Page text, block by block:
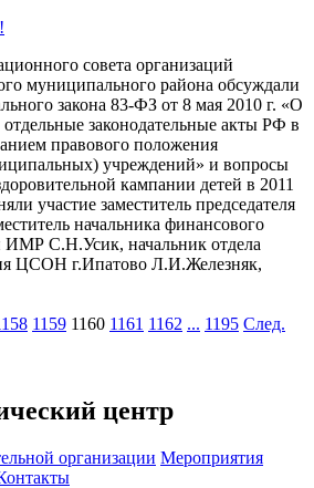
совета организаций
муниципального района обсуждали
закона 83-ФЗ от 8 мая 2010 г. «О
законодательные акты РФ в
правового положения
учреждений» и вопросы
кампании детей в 2011
участие заместитель председателя
начальника финансового
ИМР С.Н.Усик, начальник отдела
ЦСОН г.Ипатово Л.И.Железняк,
1159 1160 1161 1162 ... 1195 След.
центр
организации Мероприятия